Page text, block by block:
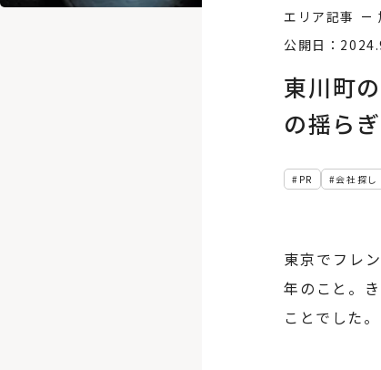
東川町
の揺らぎ
公開日：
エリア記事
PR 会社探し
東京でフレ
年のこと。
ことでした。